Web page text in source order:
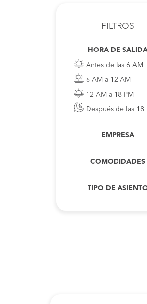
FILTROS
HORA DE SALIDA
Antes de las 6 AM
6 AM a 12 AM
12 AM a 18 PM
Después de las 18
EMPRESA
COMODIDADES
TIPO DE ASIENTO